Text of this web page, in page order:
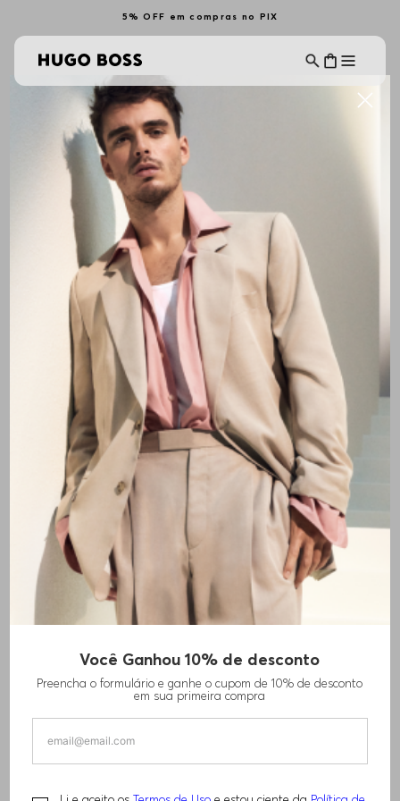
5% OFF em compras no PIX
Você Ganhou 10% de desconto
Preencha o formulário e ganhe o cupom de 10% de desconto
em sua primeira compra
CAMISETA DE AJUSTE SLIM EM INTERLOCK
DESCONTRAÍDO